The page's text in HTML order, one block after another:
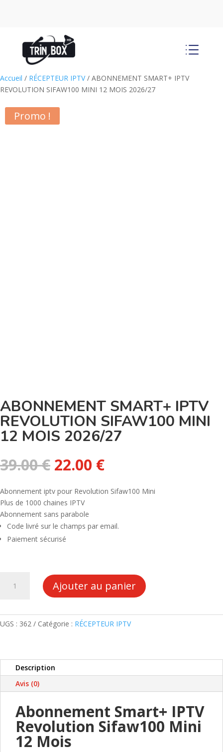
d
Accueil / RÉCEPTEUR IPTV/ ABONNEMENT SMART+ IPTV
REVOLUTION SIFAW100 MINI 12 MOIS 2026/27
Promo !
ABONNEMENT SMART+ IPTV
REVOLUTION SIFAW100 MINI
12 MOIS 2026/27
39.00€ Le
prix
initial
était :
39.00 €.
22.00 €Le
actuel
est :
Abonnement iptv pour Revolution Sifaw100 Mini
Plus de 1000 chaines IPTV
Abonnement sans parabole
Code livré sur le champs par email.
Paiement sécurisé
IPTV
MINI
MOIS
2026/27
Ajouter au panier
UGS : 362 Catégorie : RÉCEPTEUR IPTV
Description
Avis (0)
Abonnement Smart+ IPTV
Revolution Sifaw100 Mini
12 Mois